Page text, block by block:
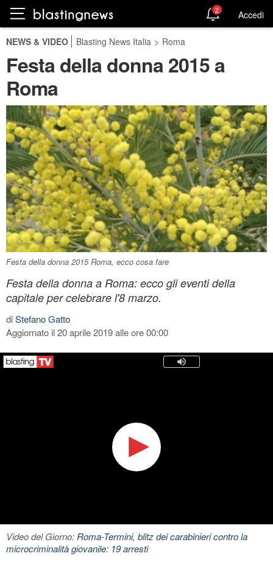
2 Accedi
NEWS & VIDEO Blasting News Italia > Roma
Festa della donna 2015 a
Roma
Festa della donna 2015 Roma, ecco cosa fare
Festa della donna a Roma: ecco gli eventi della
capitale per celebrare l'8 marzo.
diStefano Gatto
Aggiornato il 20 aprile 2019 alle ore 00:00
Video del Giorno:Roma-Termini, blitz dei carabinieri contro la
microcriminalità giovanile: 19 arresti